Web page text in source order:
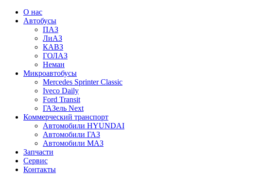
О нас
Автобусы
ПАЗ
ЛиАЗ
КАВЗ
ГОЛАЗ
Неман
Микроавтобусы
Mercedes Sprinter Classic
Iveco Daily
Ford Transit
ГАЗель Next
Коммерческий транспорт
Автомобили HYUNDAI
Автомобили ГАЗ
Автомобили МАЗ
Запчасти
Сервис
Контакты